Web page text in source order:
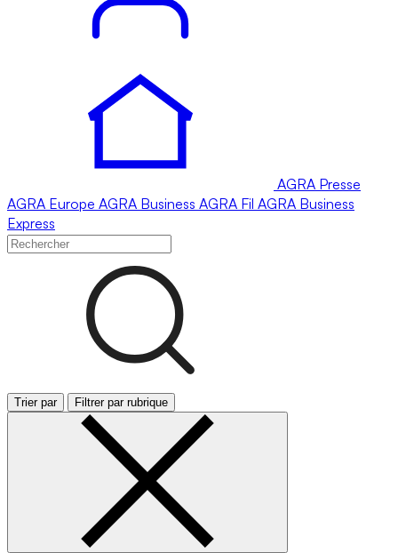
AGRA Presse
AGRA Europe AGRA Business AGRA Fil AGRA Business
Express
Trier par Filtrer par rubrique